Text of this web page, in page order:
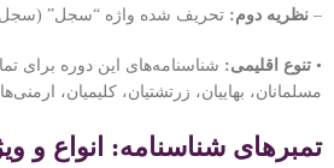
– نظریه دوم: تحریف شده واژه “سجل” (سجل
• تنوع اقلیمی: شناسنامه‌های این دوره برای
مسلمانان، بهاییان، زرتشتیان، کلیمیان،
تمبرهای شناسنامه: انواع و